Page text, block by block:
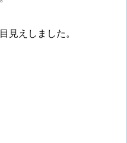
見えしました。